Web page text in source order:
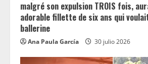
g
malgré son expulsion TROIS fois,
adorable fillette de six ans qui
ballerine
Ana Paula García 30 julio 2026